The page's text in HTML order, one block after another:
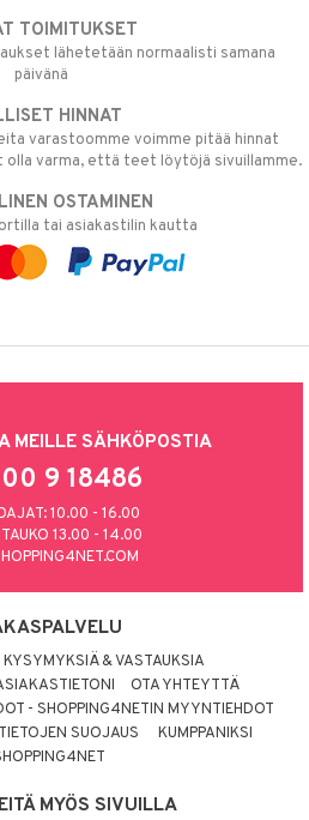
TOIMITUKSET
lähetetään normaalisti samana
päivänä
HINNAT
varastoomme voimme pitää hinnat
olla varma, että teet löytöjä sivuillamme.
OSTAMINEN
tai asiakastilin kautta
MEILLE SÄHKÖPOSTIA
9 18486
10.00 - 16.00
13.00 - 14.00
KYSYMYKSIÄ & VASTAUKSIA
OTA YHTEYTTÄ
- SHOPPING4NETIN MYYNTIEHDOT
SUOJAUS
KUMPPANIKSI
MYÖS SIVUILLA